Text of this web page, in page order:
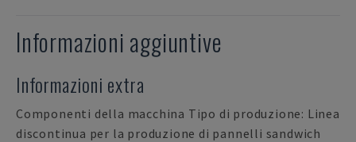
Informazioni aggiuntive
Informazioni extra
Componenti della macchina Tipo di produzione: Linea
discontinua per la produzione di pannelli sandwich